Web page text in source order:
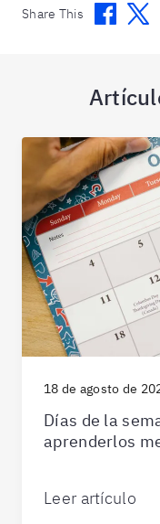
Share This
18 de agosto de
Días de la
aprenderlos
Leer artículo